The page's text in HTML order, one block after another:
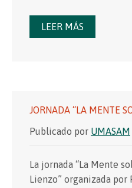
LEER MÁS
JORNADA “LA MENTE
Publicado por UMASAM
La jornada “La Mente
Lienzo” organizada